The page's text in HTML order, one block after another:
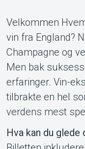
Velkommen
vin fra England?
Champagne og
Men bak
erfaringer. Vin-
tilbrakte en hel
verdens mest
Hva kan du glede